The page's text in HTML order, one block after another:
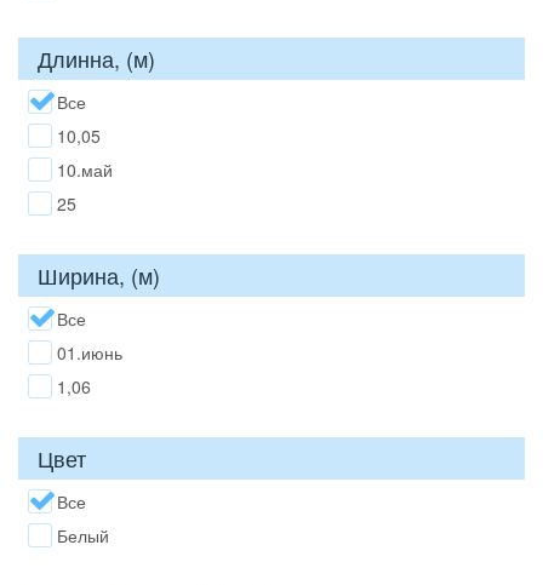
Длинна, (м)
Все
10,05
10.май
25
Ширина, (м)
Все
01.июнь
1,06
Цвет
Все
Белый